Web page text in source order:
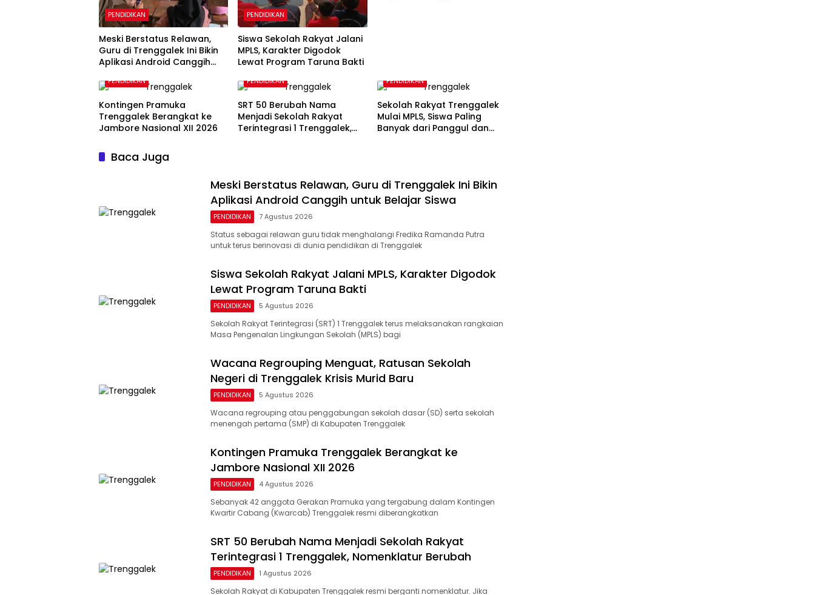
PENDIDIKAN
Meski Berstatus Relawan,
Guru di Trenggalek Ini Bikin
Aplikasi Android Canggih
PENDIDIKAN
Siswa Sekolah Rakyat Jalani
MPLS, Karakter Digodok
Lewat Program Taruna Bakti
PENDIDIKAN
Kontingen Pramuka
Trenggalek Berangkat ke
Jambore Nasional XII 2026
PENDIDIKAN
SRT 50 Berubah Nama
Menjadi Sekolah Rakyat
Terintegrasi 1 Trenggalek,
PENDIDIKAN
Sekolah Rakyat Trenggalek
Mulai MPLS, Siswa Paling
Banyak dari Panggul dan
Baca Juga
Meski Berstatus Relawan, Guru di Trenggalek Ini Bikin
Aplikasi Android Canggih untuk Belajar Siswa
PENDIDIKAN 7 Agustus 2026
Status sebagai relawan guru tidak menghalangi Fredika Ramanda Putra
untuk terus berinovasi di dunia pendidikan di Trenggalek
Siswa Sekolah Rakyat Jalani MPLS, Karakter Digodok
Lewat Program Taruna Bakti
PENDIDIKAN 5 Agustus 2026
Sekolah Rakyat Terintegrasi (SRT) 1 Trenggalek terus melaksanakan rangkaian
Masa Pengenalan Lingkungan Sekolah (MPLS) bagi
Wacana Regrouping Menguat, Ratusan Sekolah
Negeri di Trenggalek Krisis Murid Baru
PENDIDIKAN 5 Agustus 2026
Wacana regrouping atau penggabungan sekolah dasar (SD) serta sekolah
menengah pertama (SMP) di Kabupaten Trenggalek
Kontingen Pramuka Trenggalek Berangkat ke
Jambore Nasional XII 2026
PENDIDIKAN 4 Agustus 2026
Sebanyak 42 anggota Gerakan Pramuka yang tergabung dalam Kontingen
Kwartir Cabang (Kwarcab) Trenggalek resmi diberangkatkan
SRT 50 Berubah Nama Menjadi Sekolah Rakyat
Terintegrasi 1 Trenggalek, Nomenklatur Berubah
PENDIDIKAN 1 Agustus 2026
Sekolah Rakyat di Kabupaten Trenggalek resmi berganti nomenklatur. Jika